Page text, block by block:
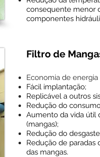
consequente menor
componentes
Filtro de
Economia de
Fácil implantação;
Replicável a outros
Redução do
Aumento da vida útil
(mangas);
Redução do
Redução de paradas
das mangas.